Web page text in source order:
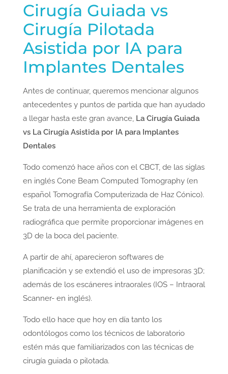
Cirugía Guiada vs
Cirugía Pilotada
Asistida por IA para
Implantes Dentales
Antes de continuar, queremos mencionar algunos
antecedentes y puntos de partida que han ayudado
a llegar hasta este gran avance, La Cirugía Guiada
vs La Cirugía Asistida por IA para Implantes
Dentales
Todo comenzó hace años con el CBCT, de las siglas
en inglés Cone Beam Computed Tomography (en
español Tomografía Computerizada de Haz Cónico).
Se trata de una herramienta de exploración
radiográfica que permite proporcionar imágenes en
3D de la boca del paciente.
A partir de ahí, aparecieron softwares de
planificación y se extendió el uso de impresoras 3D;
además de los escáneres intraorales (IOS – Intraoral
Scanner- en inglés).
Todo ello hace que hoy en día tanto los
odontólogos como los técnicos de laboratorio
estén más que familiarizados con las técnicas de
cirugía guiada o pilotada.